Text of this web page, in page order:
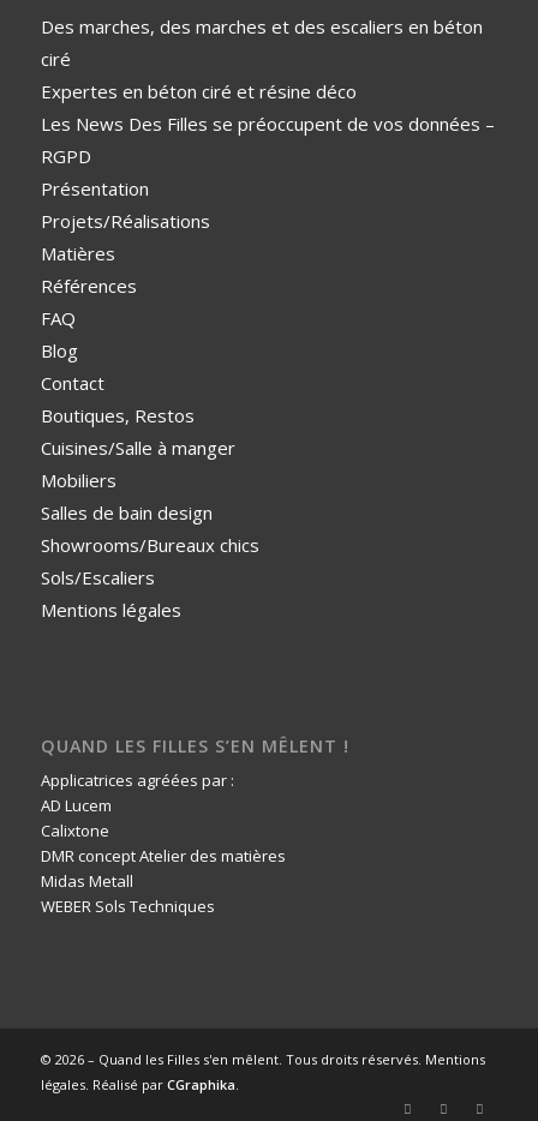
Des marches, des marches et des escaliers en béton
ciré
Expertes en béton ciré et résine déco
Les News Des Filles se préoccupent de vos données –
RGPD
Présentation
Projets/Réalisations
Matières
Références
FAQ
Blog
Contact
Boutiques, Restos
Cuisines/Salle à manger
Mobiliers
Salles de bain design
Showrooms/Bureaux chics
Sols/Escaliers
Mentions légales
QUAND LES FILLES S’EN MÊLENT !
Applicatrices agréées par :
AD Lucem
Calixtone
DMR concept Atelier des matières
Midas Metall
WEBER Sols Techniques
© 2026 – Quand les Filles s'en mêlent. Tous droits réservés. Mentions
légales. Réalisé par CGraphika